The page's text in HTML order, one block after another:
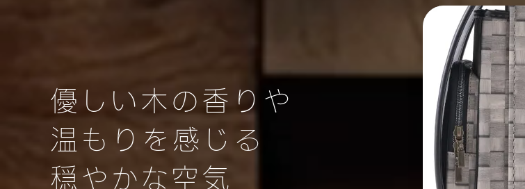
優しい木の香りや
温もりを感じる
穏やかな空気